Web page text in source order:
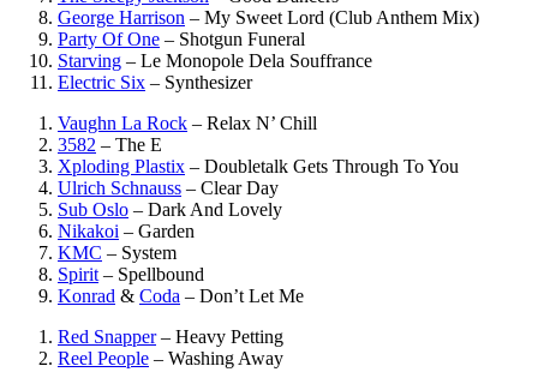
George Harrison – My Sweet Lord (Club Anthem Mix)
Party Of One – Shotgun Funeral
Starving – Le Monopole Dela Souffrance
Electric Six – Synthesizer
Vaughn La Rock – Relax N’ Chill
3582 – The E
Xploding Plastix – Doubletalk Gets Through To You
Ulrich Schnauss – Clear Day
Sub Oslo – Dark And Lovely
Nikakoi – Garden
KMC – System
Spirit– Spellbound
Konrad & Coda – Don’t Let Me
Red Snapper– Heavy Petting
Reel People – Washing Away